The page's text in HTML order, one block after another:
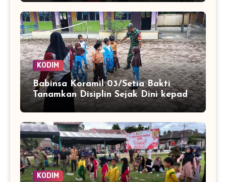
KODIM
Babinsa Koramil 03/Setia Bakti
Tanamkan Disiplin Sejak Dini kepada
Siswa SDN 8 Aceh Jaya
KODIM